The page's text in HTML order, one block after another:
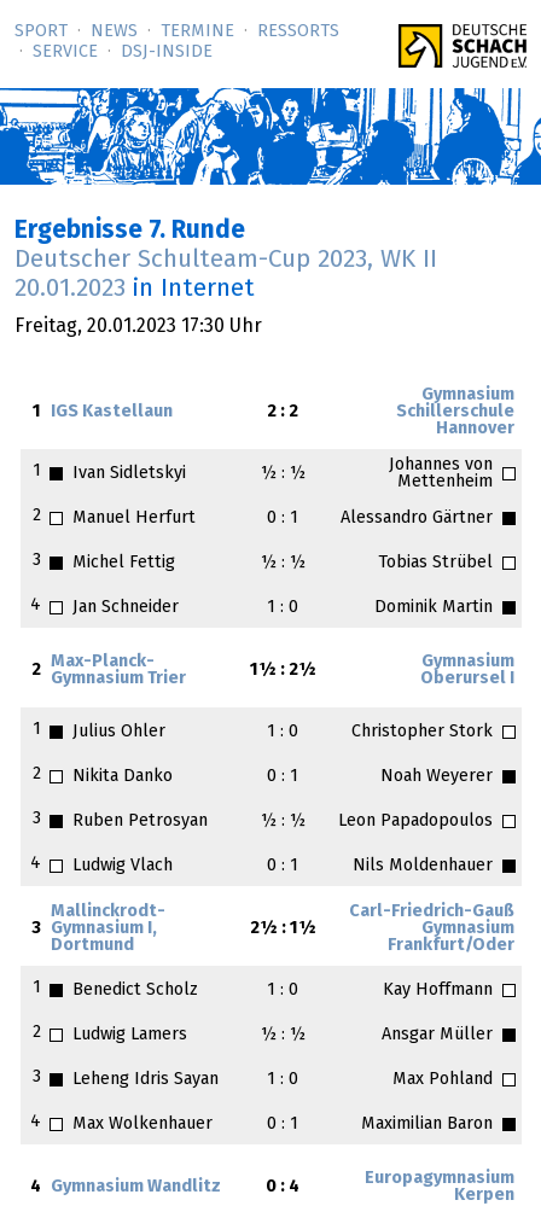
SPORT NEWS TERMINE
RESSORTS
SERVICE
DSJ-­INSIDE
Ergebnisse 7. Runde
Deutscher Schulteam-Cup 2023, WK II
20.01.2023 in Internet
Freitag, 20.01.2023 17:30 Uhr
1 IGS Kastellaun 2 : 2
Gymnasium
Schillerschule
Hannover
1 Ivan Sidletskyi ½ : ½
Johannes von
Mettenheim
2
Manuel Herfurt 0 : 1 Alessandro Gärtner
3 Michel Fettig ½ : ½ Tobias Strübel
4 Jan Schneider 1 : 0 Dominik Martin
2
Max-Planck-
Gymnasium Trier
1½ : 2½
Gymnasium
Oberursel I
1 Julius Ohler 1 : 0 Christopher Stork
2 Nikita Danko 0 : 1 Noah Weyerer
3 Ruben Petrosyan ½ : ½ Leon Papadopoulos
4 Ludwig Vlach 0 : 1 Nils Moldenhauer
3
Mallinckrodt-
Gymnasium I,
Dortmund
2½ : 1½
Carl-Friedrich-Gauß
Gymnasium
Frankfurt/Oder
1 Benedict Scholz 1 : 0 Kay Hoffmann
2 Ludwig Lamers ½ : ½ Ansgar Müller
3 Leheng Idris Sayan 1 : 0 Max Pohland
4 Max Wolkenhauer 0 : 1 Maximilian Baron
4 Gymnasium Wandlitz 0 : 4
Europagymnasium
Kerpen